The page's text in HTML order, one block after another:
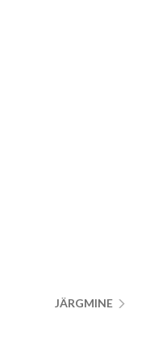
JÄRGMINE